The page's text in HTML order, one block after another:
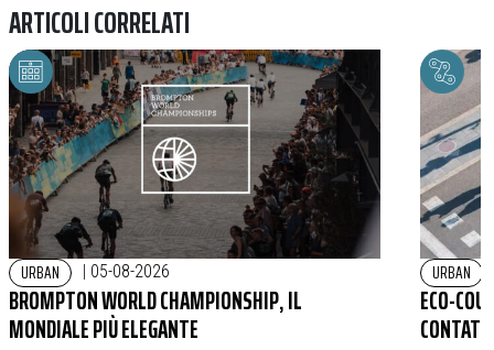
ARTICOLI CORRELATI
URBAN | 05-08-2026
BROMPTON WORLD CHAMPIONSHIP, IL
MONDIALE PIÙ ELEGANTE
URBAN
ECO-